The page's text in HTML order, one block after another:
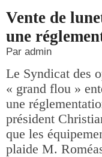
Vente de
une
Par admin
Le Syndicat des
« grand flou »
une
président
que les
plaide M.